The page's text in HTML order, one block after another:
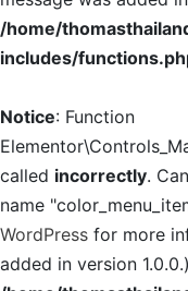
/home/
includes/
Notice: Function
called incorrectly.
name
WordPress for more
added in version